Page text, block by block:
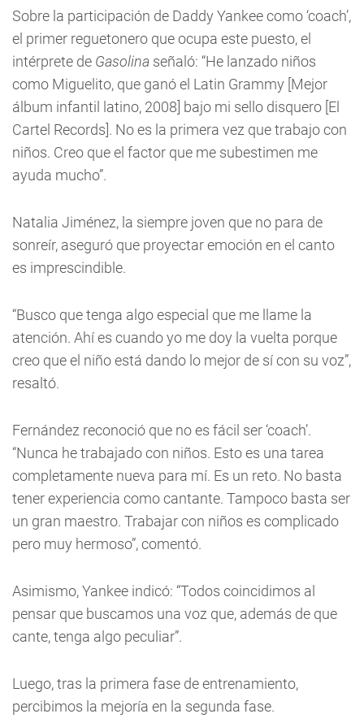
Sobre la participación de Daddy Yankee como ‘coach’,
el primer reguetonero que ocupa este puesto, el
intérprete de Gasolina señaló: “He lanzado niños
como Miguelito, que ganó el Latin Grammy [Mejor
álbum infantil latino, 2008] bajo mi sello disquero [El
Cartel Records]. No es la primera vez que trabajo con
niños. Creo que el factor que me subestimen me
ayuda mucho”.
Natalia Jiménez, la siempre joven que no para de
sonreír, aseguró que proyectar emoción en el canto
es imprescindible.
“Busco que tenga algo especial que me llame la
atención. Ahí es cuando yo me doy la vuelta porque
creo que el niño está dando lo mejor de sí con su voz”,
resaltó.
Fernández reconoció que no es fácil ser ‘coach’.
“Nunca he trabajado con niños. Esto es una tarea
completamente nueva para mí. Es un reto. No basta
tener experiencia como cantante. Tampoco basta ser
un gran maestro. Trabajar con niños es complicado
pero muy hermoso”, comentó.
Asimismo, Yankee indicó: “Todos coincidimos al
pensar que buscamos una voz que, además de que
cante, tenga algo peculiar”.
Luego, tras la primera fase de entrenamiento,
percibimos la mejoría en la segunda fase.